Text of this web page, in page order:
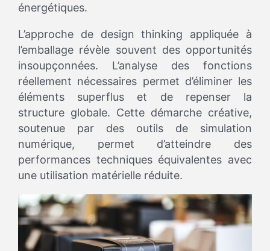
énergétiques.
L’approche de design thinking appliquée à
l’emballage révèle souvent des opportunités
insoupçonnées. L’analyse des fonctions
réellement nécessaires permet d’éliminer les
éléments superflus et de repenser la
structure globale. Cette démarche créative,
soutenue par des outils de simulation
numérique, permet d’atteindre des
performances techniques équivalentes avec
une utilisation matérielle réduite.